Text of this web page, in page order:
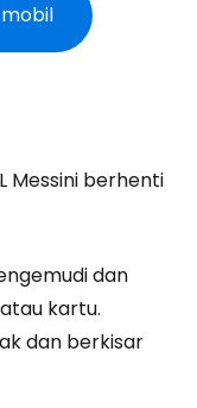
Messini berhenti
dan
kartu.
dan berkisar